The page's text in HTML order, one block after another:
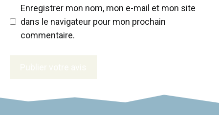
Enregistrer mon nom, mon e-mail et mon site
dans le navigateur pour mon prochain
commentaire.